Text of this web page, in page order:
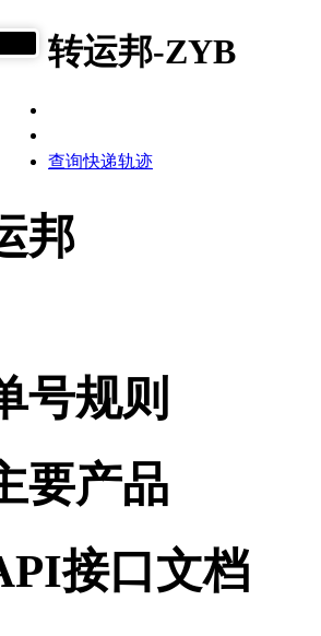
转运邦-ZYB
查询快递轨迹
邦
号规则
要产品
接口文档